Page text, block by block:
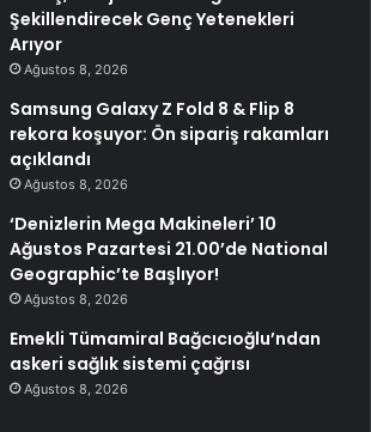
Şekillendirecek Genç Yetenekleri
Arıyor
Ağustos 8, 2026
Samsung Galaxy Z Fold 8 & Flip 8
rekora koşuyor: Ön sipariş rakamları
açıklandı
Ağustos 8, 2026
‘Denizlerin Mega Makineleri’ 10
Ağustos Pazartesi 21.00’de National
Geographic’te Başlıyor!
Ağustos 8, 2026
Emekli Tümamiral Bağcıcıoğlu’ndan
askeri sağlık sistemi çağrısı
Ağustos 8, 2026